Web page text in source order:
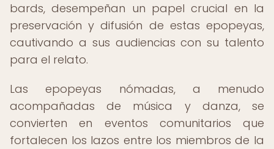
bards, desempeñan un papel crucial en la
preservación y difusión de estas epopeyas,
cautivando a sus audiencias con su talento
para el relato.
Las epopeyas nómadas, a menudo
acompañadas de música y danza, se
convierten en eventos comunitarios que
fortalecen los lazos entre los miembros de la